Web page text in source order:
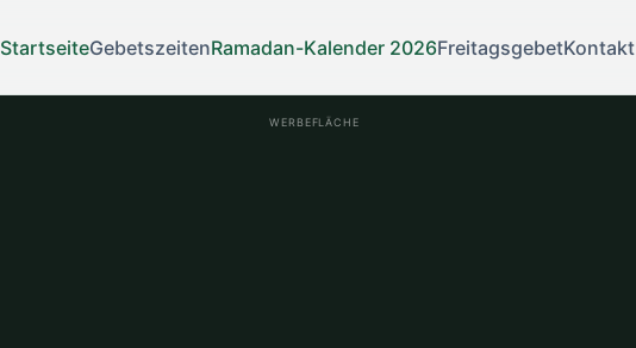
StartseiteGebetszeitenRamadan-Kalender 2026FreitagsgebetKontakt
WERBEFLÄCHE